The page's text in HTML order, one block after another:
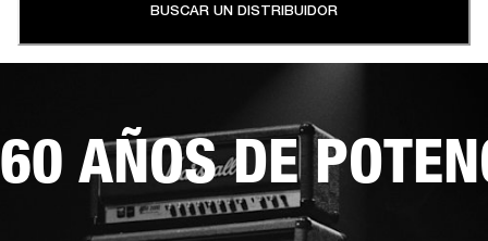
BUSCAR UN DISTRIBUIDOR
60 AÑOS DE